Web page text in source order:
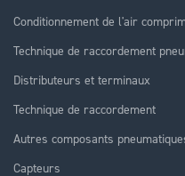
Conditionnement de l'air
Technique de raccordement
Distributeurs et terminaux
Technique de raccordement
Autres composants
Capteurs